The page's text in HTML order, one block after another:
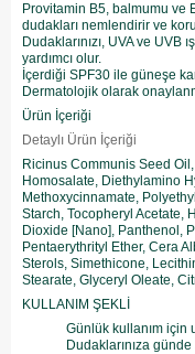
Provitamin B5, balmumu ve
dudakları nemlendirir ve
Dudaklarınızı, UVA ve UVB
yardımcı olur.
İçerdiği SPF30 ile güneşe
Dermatolojik olarak
Ürün İçeriği
Detaylı Ürün İçeriği
Ricinus Communis Seed
Homosalate, Diethylamino
Methoxycinnamate,
Starch, Tocopheryl Acetate,
Dioxide [Nano], Panthenol,
Pentaerythrityl Ether, Cera
Sterols, Simethicone,
Stearate, Glyceryl Oleate,
KULLANIM ŞEKLİ
Günlük kullanım için
Dudaklarınıza